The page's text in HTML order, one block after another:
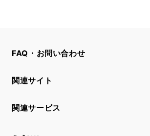
FAQ・お問い合わせ
関連サイト
関連サービス